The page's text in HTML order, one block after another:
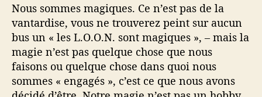
Nous sommes magiques. Ce n’est pas de la
vantardise, vous ne trouverez peint sur aucun
bus un « les L.O.O.N. sont magiques », – mais la
magie n’est pas quelque chose que nous
faisons ou quelque chose dans quoi nous
sommes « engagés », c’est ce que nous avons